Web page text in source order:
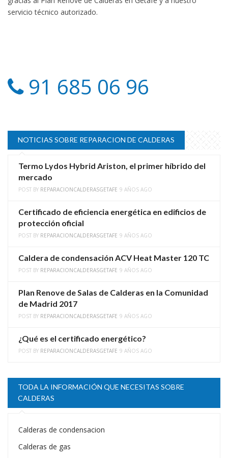
servicio técnico autorizado.
91 685 06 96
NOTICIAS SOBRE REPARACION DE CALDERAS
Termo Lydos Hybrid Ariston, el primer híbrido del
mercado
POST BY REPARACIONCALDERASGETAFE 9 AÑOS AGO
Certificado de eficiencia energética en edificios de
protección oficial
POST BY REPARACIONCALDERASGETAFE 9 AÑOS AGO
Caldera de condensación ACV Heat Master 120 TC
POST BY REPARACIONCALDERASGETAFE 9 AÑOS AGO
Plan Renove de Salas de Calderas en la Comunidad
de Madrid 2017
POST BY REPARACIONCALDERASGETAFE 9 AÑOS AGO
¿Qué es el certificado energético?
POST BY REPARACIONCALDERASGETAFE 9 AÑOS AGO
TODA LA INFORMACIÓN QUE NECESITAS SOBRE
CALDERAS
Calderas de condensacion
Calderas de gas